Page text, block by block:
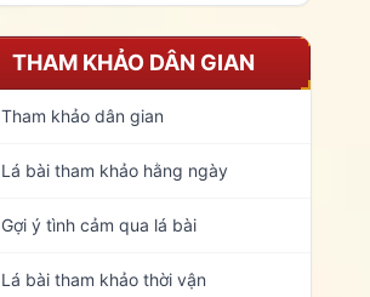
THAM KHẢO DÂN GIAN
Tham khảo dân gian
Lá bài tham khảo hằng ngày
Gợi ý tình cảm qua lá bài
Lá bài tham khảo thời vận